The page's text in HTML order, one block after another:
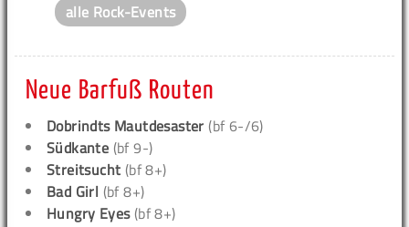
alle Rock-Events
Neue Barfuß Routen
Dobrindts Mautdesaster (bf 6-/6)
Südkante (bf 9-)
Streitsucht (bf 8+)
Bad Girl (bf 8+)
Hungry Eyes(bf 8+)